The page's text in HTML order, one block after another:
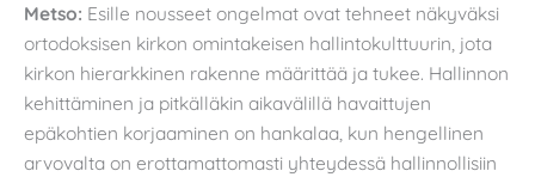
Metso: Esille nousseet ongelmat ovat tehneet näkyväksi
ortodoksisen kirkon omintakeisen hallintokulttuurin, jota
kirkon hierarkkinen rakenne määrittää ja tukee. Hallinnon
kehittäminen ja pitkälläkin aikavälillä havaittujen
epäkohtien korjaaminen on hankalaa, kun hengellinen
arvovalta on erottamattomasti yhteydessä hallinnollisiin